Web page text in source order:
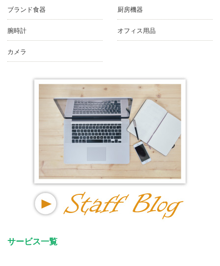
ブランド食器
腕時計
カメラ
厨房機器
オフィス用品
サービス一覧